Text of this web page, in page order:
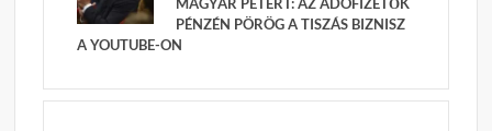
MAGYAR PÉTERT: AZ ADÓFIZETŐK
PÉNZÉN PÖRÖG A TISZÁS BIZNISZ
A YOUTUBE-ON